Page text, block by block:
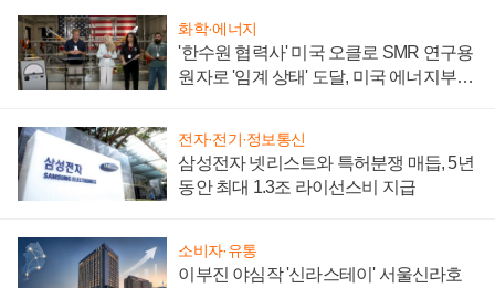
화학·에너지
'한수원 협력사' 미국 오클로 SMR 연구용
원자로 '임계 상태' 도달, 미국 에너지부
전자·전기·정보통신
삼성전자 넷리스트와 특허분쟁 매듭, 5년
동안 최대 1.3조 라이선스비 지급
소비자·유통
이부진 야심작 '신라스테이' 서울신라호